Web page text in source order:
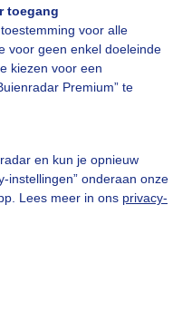
toegang
voor alle
voor geen enkel doeleinde
kiezen voor een
Premium” te
en kun je opnieuw
instellingen” onderaan onze
Lees meer in ons privacy-